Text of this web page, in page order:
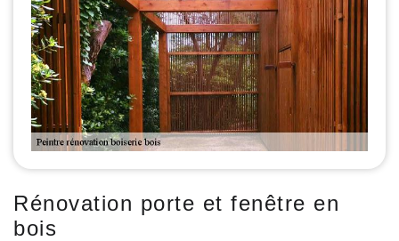
Rénovation porte et fenêtre en
bois